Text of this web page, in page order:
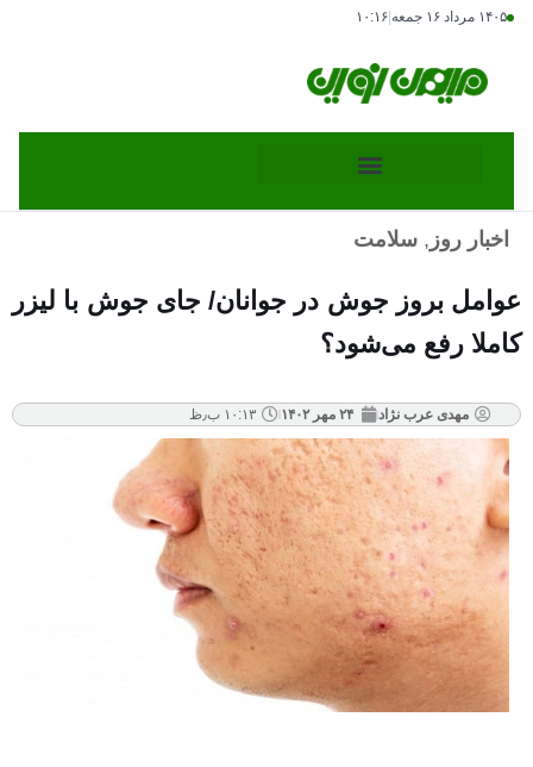
۱۴۰۵ مرداد ۱۶ جمعه ۱۰:۱۶
اخبار روز , سلامت
عوامل بروز جوش در جوانان/ جای جوش با لیزر
کاملا رفع می‌شود؟
مهدی عرب نژاد ۲۴ مهر ۱۴۰۲ ۱۰:۱۳ ب٫ظ